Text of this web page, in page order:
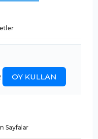
OY KULLAN
Sayfalar